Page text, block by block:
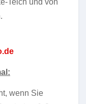
Teich und von
wenn Sie